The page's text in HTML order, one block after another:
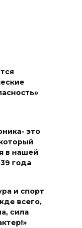
это
в нашей
года
и спорт
всего,
сила